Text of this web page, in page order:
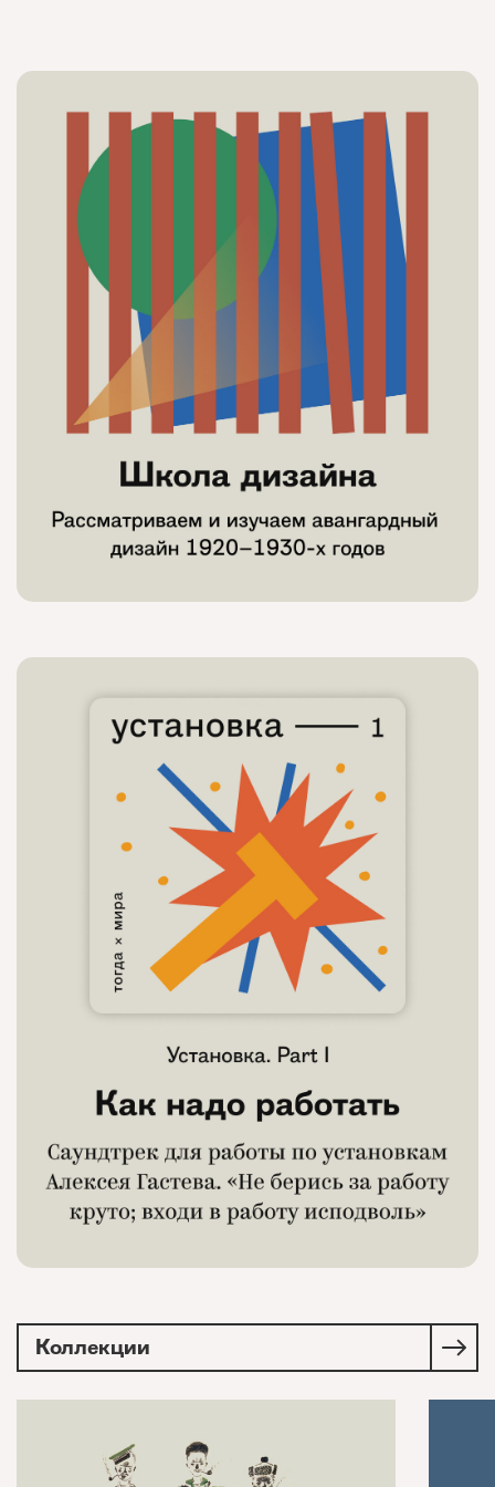
Коллекции